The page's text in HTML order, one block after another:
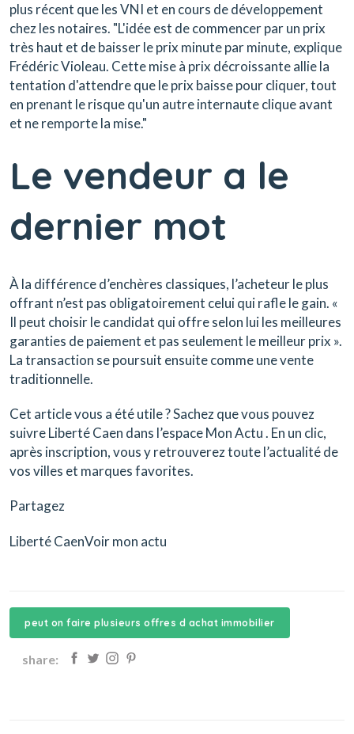
plus récent que les VNI et en cours de développement
chez les notaires. "L'idée est de commencer par un prix
très haut et de baisser le prix minute par minute, explique
Frédéric Violeau. Cette mise à prix décroissante allie la
tentation d'attendre que le prix baisse pour cliquer, tout
en prenant le risque qu'un autre internaute clique avant
et ne remporte la mise."
Le vendeur a le
dernier mot
À la différence d’enchères classiques, l’acheteur le plus
offrant n’est pas obligatoirement celui qui rafle le gain. «
Il peut choisir le candidat qui offre selon lui les meilleures
garanties de paiement et pas seulement le meilleur prix ».
La transaction se poursuit ensuite comme une vente
traditionnelle.
Cet article vous a été utile ? Sachez que vous pouvez
suivre Liberté Caen dans l’espace Mon Actu . En un clic,
après inscription, vous y retrouverez toute l’actualité de
vos villes et marques favorites.
Partagez
Liberté CaenVoir mon actu
peut on faire plusieurs offres d achat immobilier
share: